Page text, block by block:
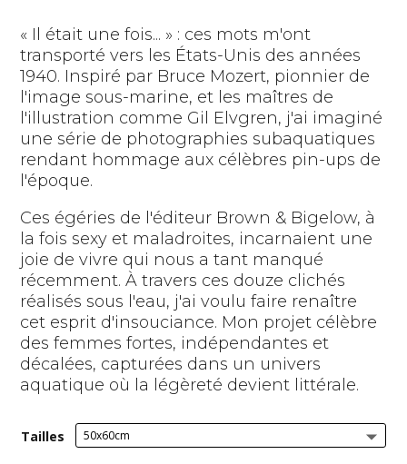
« Il était une fois... » : ces mots m'ont
transporté vers les États-Unis des années
1940. Inspiré par Bruce Mozert, pionnier de
l'image sous-marine, et les maîtres de
l'illustration comme Gil Elvgren, j'ai imaginé
une série de photographies subaquatiques
rendant hommage aux célèbres pin-ups de
l'époque.
Ces égéries de l'éditeur Brown & Bigelow, à
la fois sexy et maladroites, incarnaient une
joie de vivre qui nous a tant manqué
récemment. À travers ces douze clichés
réalisés sous l'eau, j'ai voulu faire renaître
cet esprit d'insouciance. Mon projet célèbre
des femmes fortes, indépendantes et
décalées, capturées dans un univers
aquatique où la légèreté devient littérale.
Tailles